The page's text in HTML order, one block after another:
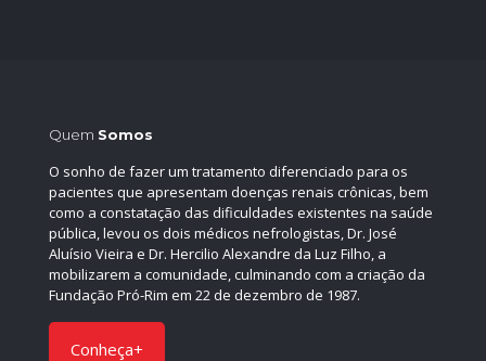
Quem Somos
O sonho de fazer um tratamento diferenciado para os
pacientes que apresentam doenças renais crônicas, bem
como a constatação das dificuldades existentes na saúde
pública, levou os dois médicos nefrologistas, Dr. José
Aluísio Vieira e Dr. Hercilio Alexandre da Luz Filho, a
mobilizarem a comunidade, culminando com a criação da
Fundação Pró-Rim em 22 de dezembro de 1987.
Conheça+